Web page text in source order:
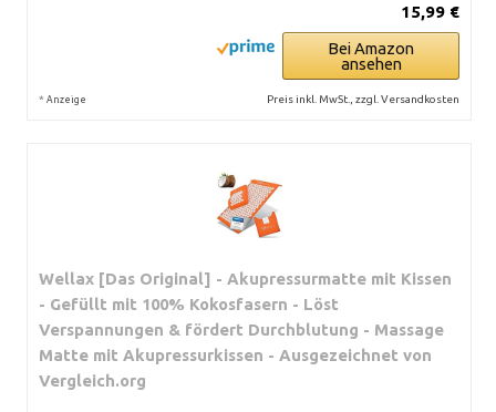
15,99 €
Bei Amazon
ansehen
* Anzeige Preis inkl. MwSt., zzgl. Versandkosten
Wellax [Das Original] - Akupressurmatte mit Kissen
- Gefüllt mit 100% Kokosfasern - Löst
Verspannungen & fördert Durchblutung - Massage
Matte mit Akupressurkissen - Ausgezeichnet von
Vergleich.org